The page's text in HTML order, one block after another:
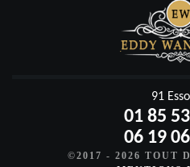
91
01 85
06 19
©2017 - 2026 TOUT